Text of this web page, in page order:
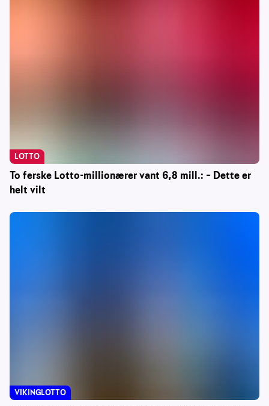
To ferske Lotto-millionærer vant 6,8 mill.: – Dette er
helt vilt
LOTTO
VIKINGLOTTO